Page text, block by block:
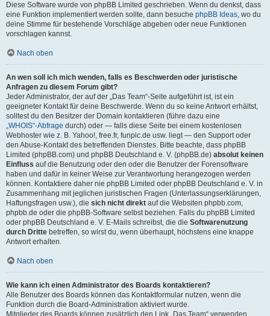
Diese Software wurde von phpBB Limited geschrieben. Wenn du denkst, dass
eine Funktion implementiert werden sollte, dann besuche phpBB Ideas, wo du
deine Stimme für bestehende Vorschläge abgeben oder neue Funktionen
vorschlagen kannst.
Nach oben
An wen soll ich mich wenden, falls es Beschwerden oder juristische
Anfragen zu diesem Forum gibt?
Jeder Administrator, der auf der „Das Team“-Seite aufgeführt ist, ist ein
geeigneter Kontakt für deine Beschwerde. Wenn du so keine Antwort erhältst,
solltest du den Besitzer der Domain kontaktieren (führe dazu eine
„WHOIS“-Abfrage durch) oder — falls diese Seite bei einem kostenlosen
Webhoster wie z. B. Yahoo!, free.fr, funpic.de usw. liegt — den Support oder
den Abuse-Kontakt des betreffenden Dienstes. Bitte beachte, dass phpBB
Limited (phpBB.com) und phpBB Deutschland e. V. (phpBB.de) absolut keinen
Einfluss auf die Benutzung oder den oder die Benutzer der Forensoftware
haben und dafür in keiner Weise zur Verantwortung herangezogen werden
können. Kontaktiere daher nie phpBB Limited oder phpBB Deutschland e. V. in
Zusammenhang mit jeglichen juristischen Fragen (Unterlassungserklärungen,
Haftungsfragen usw.), die sich nicht direkt auf die Websiten phpbb.com,
phpbb.de oder die phpBB-Software selbst beziehen. Falls du phpBB Limited
oder phpBB Deutschland e. V. E-Mails schreibst, die die Softwarenutzung
durch Dritte betreffen, so wirst du, wenn überhaupt, höchstens eine knappe
Antwort erhalten.
Nach oben
Wie kann ich einen Administrator des Boards kontaktieren?
Alle Benutzer des Boards können das Kontaktformular nutzen, wenn die
Funktion durch die Board-Administration aktiviert wurde.
Mitglieder des Boards können zusätzlich den Link „Das Team“ verwenden.